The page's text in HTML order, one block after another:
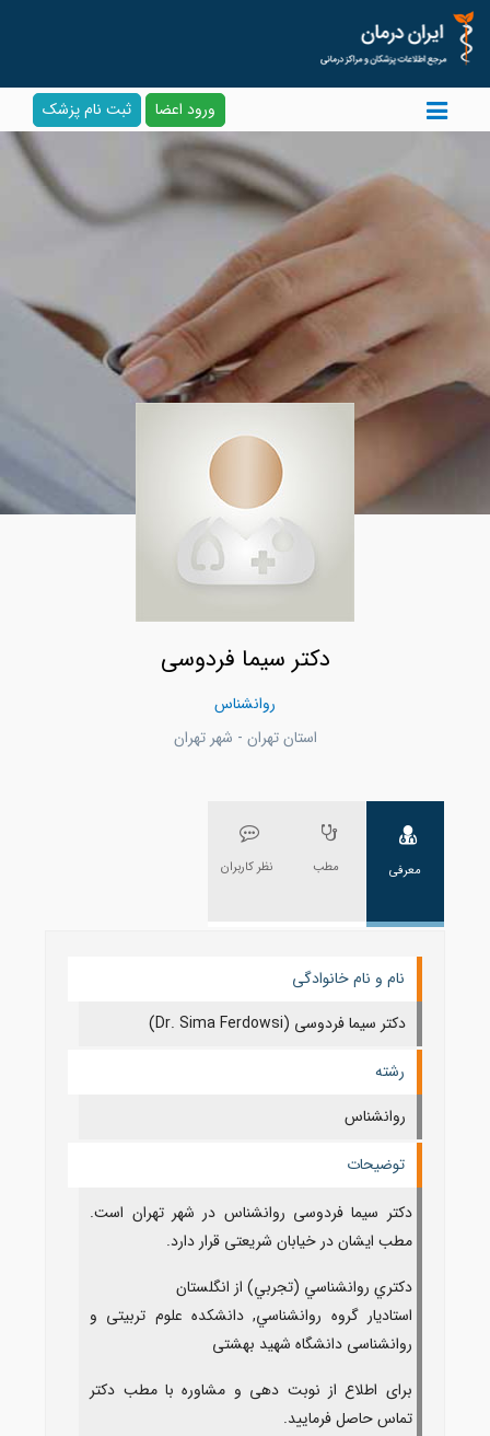
ورود اعضا ثبت نام پزشک
دکتر سیما فردوسی
روانشناس
استان تهران - شهر تهران
معرفی مطب نظر کاربران
نام و نام خانوادگی
دکتر سیما فردوسی (Dr. Sima Ferdowsi)
رشته
روانشناس
توضیحات
دکتر سیما فردوسی روانشناس در شهر تهران است.
مطب ایشان در خیابان شریعتی قرار دارد.
دكتري روانشناسي (تجربي) از انگلستان
استادیار گروه روانشناسي, دانشكده علوم تربیتی و
روانشناسی دانشگاه شهید بهشتی
برای اطلاع از نوبت دهی و مشاوره با مطب دکتر
تماس حاصل فرمایید.